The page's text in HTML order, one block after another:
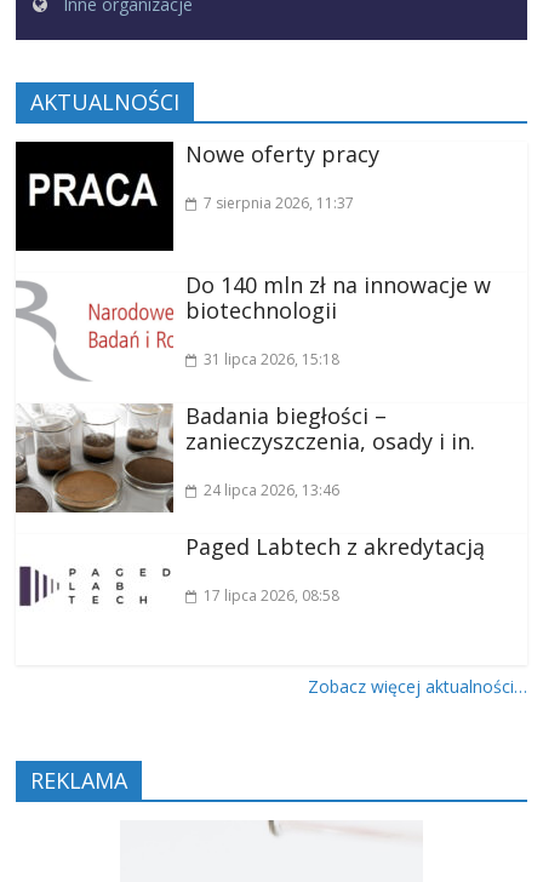
AKTUALNOŚCI
Nowe oferty pracy
7 sierpnia 2026, 11:37
Do 140 mln zł na innowacje w
biotechnologii
31 lipca 2026, 15:18
Badania biegłości –
zanieczyszczenia, osady i in.
24 lipca 2026, 13:46
Paged Labtech z akredytacją
17 lipca 2026, 08:58
Zobacz więcej aktualności…
REKLAMA